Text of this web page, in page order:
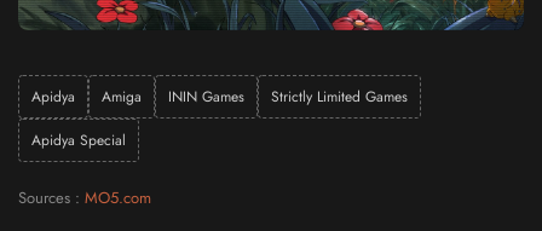
Apidya Amiga ININ Games
Strictly Limited Games
Apidya Special
Sources : MO5.com